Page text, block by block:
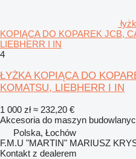
KOPIĄCA DO KOPAREK JCB,
LIEBHERR I IN
4
ŁYŻKA KOPIĄCA DO
KOMATSU, LIEBHERR I IN
1 000 zł ≈ 232,20 €
Akcesoria do maszyn
Polska, Łochów
F.M.U "MARTIN" MARIUSZ
Kontakt z dealerem